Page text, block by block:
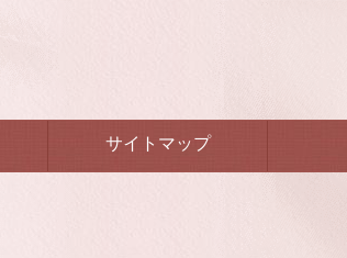
サイトマップ